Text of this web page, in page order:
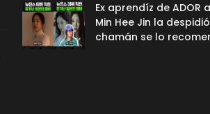
Ex aprendíz de ADOR
Min Hee Jin la
chamán se lo